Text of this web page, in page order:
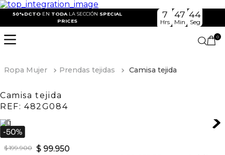
50%DCTO EN TODA LA SECCIÓN SPECIAL
PRICES
7
Hrs
47
Min
44
Seg
0
Ropa Mujer Prendas tejidas Camisa tejida
Camisa tejida
REF: 482G084
$ 199.900 $ 99.950